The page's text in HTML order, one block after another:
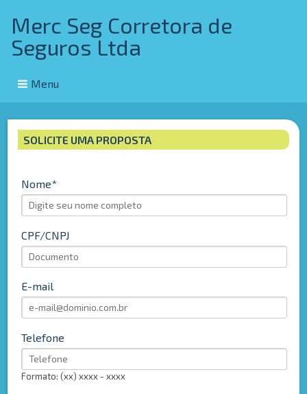
Merc Seg Corretora de
Seguros Ltda
Menu
SOLICITE UMA PROPOSTA
Nome
CPF/CNPJ
E-mail
Telefone
Formato: (xx) xxxx - xxxx